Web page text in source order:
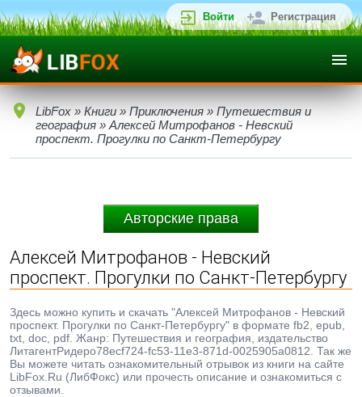
Войти Регистрация
LibFox » Книги » Приключения » Путешествия и
география » Алексей Митрофанов - Невский
проспект. Прогулки по Санкт-Петербургу
Авторские права
Алексей Митрофанов - Невский
проспект. Прогулки по Санкт-Петербургу
Здесь можно купить и скачать "Алексей Митрофанов - Невский
проспект. Прогулки по Санкт-Петербургу" в формате fb2, epub,
txt, doc, pdf. Жанр: Путешествия и география, издательство
ЛитагентРидеро78ecf724-fc53-11e3-871d-0025905a0812. Так же
Вы можете читать ознакомительный отрывок из книги на сайте
LibFox.Ru (ЛибФокс) или прочесть описание и ознакомиться с
отзывами.